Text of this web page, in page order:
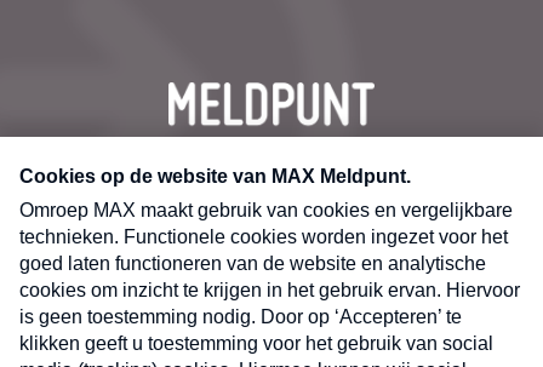
CONTACT
Volg ons op